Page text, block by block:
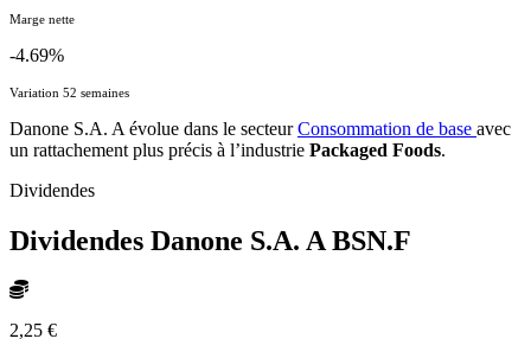
Marge nette
-4.69%
Variation 52 semaines
Danone S.A. A évolue dans le secteurConsommation de base avec
un rattachement plus précis à l’industrie Packaged Foods.
Dividendes
Dividendes Danone S.A. A BSN.F
2,25 €